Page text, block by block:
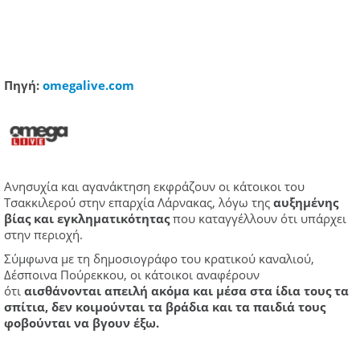
Πηγή: omegalive.com
Ανησυχία και αγανάκτηση εκφράζουν οι κάτοικοι του
Τσακκιλερού στην επαρχία Λάρνακας, λόγω της αυξημένης
βίας και εγκληματικότηταςπου καταγγέλλουν ότι υπάρχει
στην περιοχή.
Σύμφωνα με τη δημοσιογράφο του κρατικού καναλιού,
Δέσποινα Πούρεκκου, οι κάτοικοι αναφέρουν
ότι αισθάνονται απειλή ακόμα και μέσα στα ίδια τους τα
σπίτια, δεν κοιμούνται τα βράδια και τα παιδιά τους
φοβούνται να βγουν έξω.